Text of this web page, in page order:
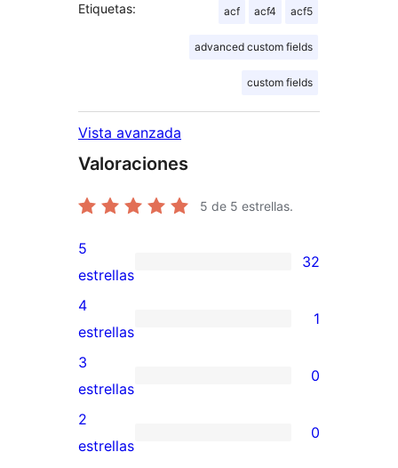
Etiquetas: acf acf4 acf5
advanced custom fields
custom fields
Vista avanzada
Valoraciones
5 de 5 estrellas.
32
valoraciones
de
5
estrellas
5
estrellas
32
1
valoración
de
4
estrellas
4
estrellas
1
0
valoraciones
de
3
estrellas
0
0
2
estrellas
0